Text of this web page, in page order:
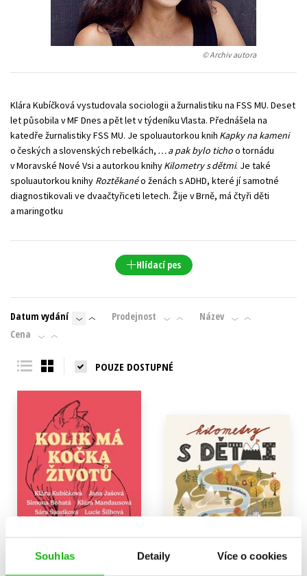
Souhlas Detaily Více o cookies
Young adult (SK)
Zahraniční literatura Zdraví a životní styl
© Archiv autora
Klára Kubíčková vystudovala sociologii a žurnalistiku na FSS MU. Deset
let působila v MF Dnes a pět let v týdeníku Vlasta. Přednášela na
katedře žurnalistiky FSS MU. Je spoluautorkou knih Kapky na kameni
o českých a slovenských rebelkách, … a pak bylo tichoo tornádu
v Moravské Nové Vsi a autorkou knihyKilometry s dětmi. Je také
spoluautorkou knihy Roztěkanéo ženách s ADHD, které jí samotné
diagnostikovali ve dvaačtyřiceti letech. Žije v Brně, má čtyři děti
a maringotku
Hlídací pes
Datum vydání Prodejnost
Název
Cena
POUZE DOSTUPNÉ